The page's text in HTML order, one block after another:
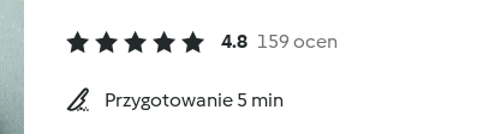
4.8 159 ocen
Przygotowanie 5 min